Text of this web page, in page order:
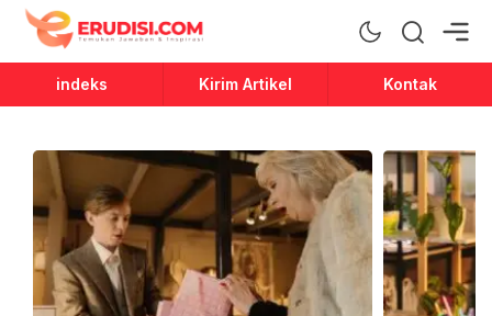
Erudisi
Temukan Jawaban dan Inspirasi
indeks Kirim Artikel Kontak